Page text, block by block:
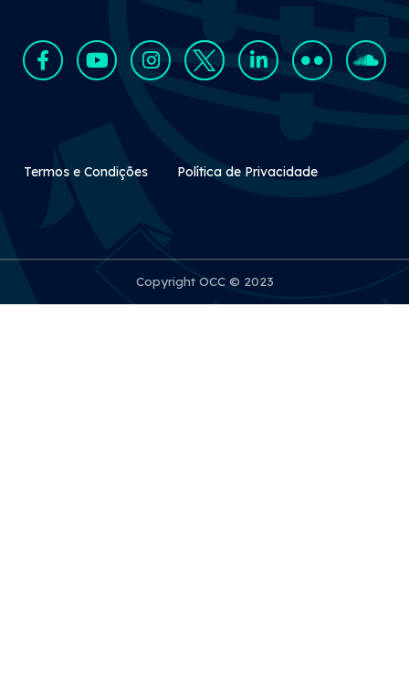
Rodapé Secundário
Termos e Condições Política de Privacidade
Copyright OCC © 2023